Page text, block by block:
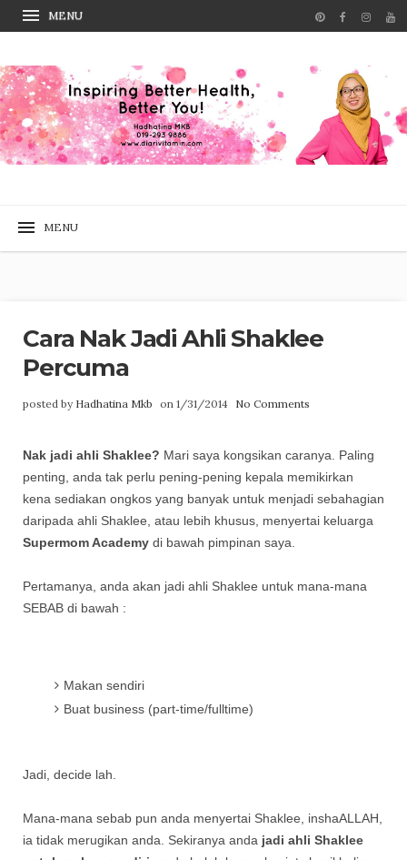
Cara Nak Jadi Ahli Shaklee
Percuma
posted by Hadhatina Mkb on 1/31/2014 No Comments
Nak jadi ahli Shaklee? Mari saya kongsikan caranya. Paling
penting, anda tak perlu pening-pening kepala memikirkan
kena sediakan ongkos yang banyak untuk menjadi sebahagian
daripada ahli Shaklee, atau lebih khusus, menyertai keluarga
Supermom Academy di bawah pimpinan saya.
Pertamanya, anda akan jadi ahli Shaklee untuk mana-mana
SEBAB di bawah :
Makan sendiri
Buat business (part-time/fulltime)
Jadi, decide lah.
Mana-mana sebab pun anda menyertai Shaklee, inshaALLAH,
ia tidak merugikan anda. Sekiranya anda jadi ahli Shaklee